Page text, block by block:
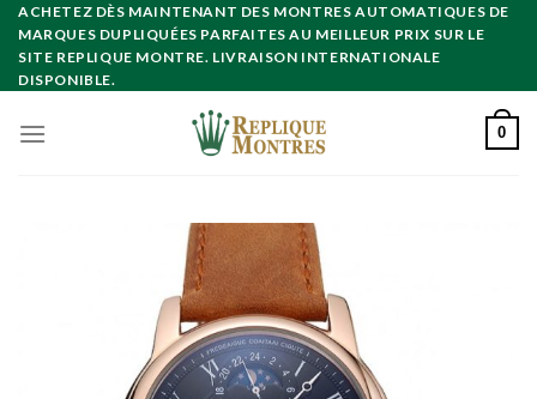
Skip
content
ACHETEZ DÈS MAINTENANT DES MONTRES AUTOMATIQUES DE
MARQUES DUPLIQUÉES PARFAITES AU MEILLEUR PRIX SUR LE
SITE REPLIQUE MONTRE. LIVRAISON INTERNATIONALE
DISPONIBLE.
0